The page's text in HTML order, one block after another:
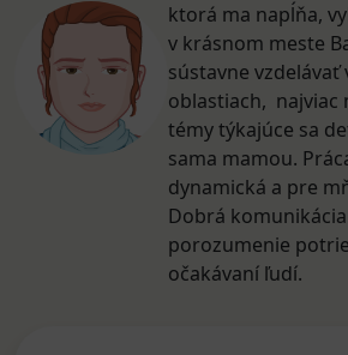
ktorá ma napĺňa,
v krásnom meste
sústavne vzdelávať
oblastiach, najviac
témy týkajúce sa
sama mamou.
dynamická a pre
Dobrá
porozumenie
očakávaní ľudí.